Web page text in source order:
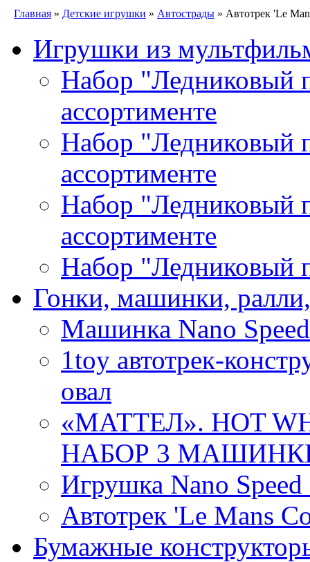
Главная » Детские игрушки » Автострады » Автотрек 'Le
Игрушки из
Набор "Ледниковый
ассортименте
Набор "Ледниковый
ассортименте
Набор "Ледниковый
ассортименте
Набор "Ледниковый
Гонки, машинки,
Машинка Nano
1toy автотрек-
овал
«МАТТЕЛ». HOT
НАБОР 3 МАШИНКИ
Игрушка Nano
Автотрек 'Le Mans
Бумажные